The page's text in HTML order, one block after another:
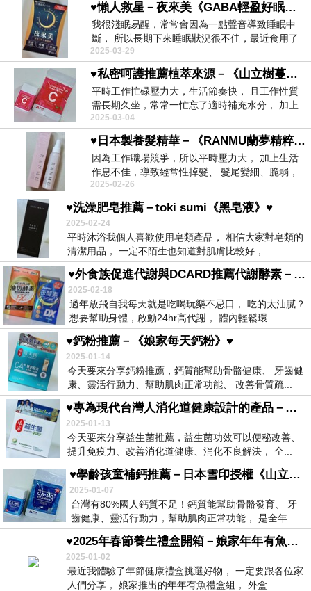
♥懶人救星－夜來美《GABA輕盈好眠膠囊》邊睡邊瘦、變漂亮♥
我很淺眠易醒，常常會因為一點聲音導致睡眠中
斷， 所以長期下來睡眠狀況很不佳，最近食用了
夜來美， ...
2025-03-29
♥私密呵護推薦植萃來源－《山立樹蔓越莓甘露糖維他命C》♥
平時工作忙碌壓力大，生活節奏快， 且工作性質
需長期久坐，常常一忙忘了適時補充水分， 加上
喜歡穿緊...
2025-03-04
♥日本製養髮精華－《RANMU蘭夢精粹養髮液》♥
因為工作職場競爭，所以平時壓力大， 加上生活
作息不佳，導致經常性掉髮、 髮尾變細、脆弱，
女生最怕...
2025-02-26
♥洗澡肥皂推薦－toki sumi《黑皂液》♥
2025-02-24
平時沐浴我個人喜歡使用皂類產品， 相信大家對皂類的
清潔用品， 一定不陌生也知道對肌膚比較好， ...
♥外食族促進代謝與DCARD推薦代謝酵素－Simply新普利《油切酵素+夜酵素DX》♥
2025-02-18
過年放飛自我每天就是吃喝玩樂不忌口， 吃的太油膩？
想要幫助身體，啟動24hr高代謝， 體內輕鬆環...
♥鈣粉推薦－《娘家每天鈣粉》♥
2025-01-14
今天要來分享鈣粉推薦，鈣質能幫助骨骼健康、 牙齒健
康、靈活行動力、幫助肌肉正常功能、 改善骨質疏...
♥專為現代台灣人消化道健康設計的產品－《娘家益生菌》♥
2025-01-13
今天要來分享益生菌推薦，益生菌功效可以便秘改善、
提升免疫力、改善消化道健康、消化不良解決， 全...
♥學齡孩童補鈣推薦－日本雪印授權《山立樹MBP®鈣》發育高要素♥
2025-01-07
台灣有80%國人鈣質不足！鈣質能幫助骨骼發育、 牙
齒健康、靈活行動力，幫助肌肉正常功能， 是全年...
♥2025年春節養生禮盒開箱－娘家年年有魚禮盒組《極好85%魚油》評價佳♥
2025-01-02
最近我體驗了年節健康禮盒挑選好物， 一定要跟各位家
人們分享， 娘家推出的年年有魚禮盒組， 外盒...